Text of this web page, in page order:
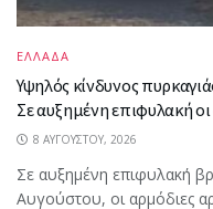
ΕΛΛΑΔΑ
Υψηλός κίνδυνος
Σε αυξημένη επιφυλακή
8 ΑΥΓΟΎΣΤΟΥ, 2026
Σε αυξημένη επιφυλακή
Αυγούστου, οι αρμόδιες